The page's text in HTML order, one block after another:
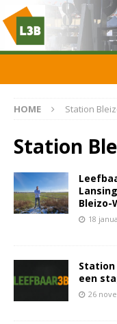
HOME Station
Station
Bleizo-
18
een
26